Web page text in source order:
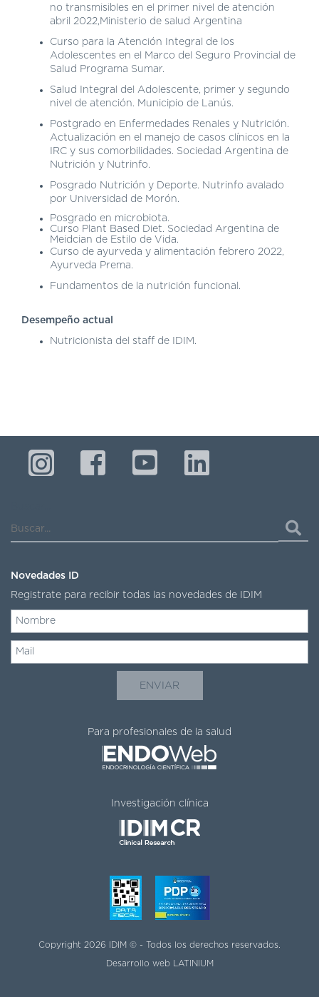
no transmisibles en el primer nivel de atención
abril 2022,Ministerio de salud Argentina
Curso para la Atención Integral de los
Adolescentes en el Marco del Seguro Provincial de
Salud Programa Sumar.
Salud Integral del Adolescente, primer y segundo
nivel de atención. Municipio de Lanús.
Postgrado en Enfermedades Renales y Nutrición.
Actualización en el manejo de casos clínicos en la
IRC y sus comorbilidades. Sociedad Argentina de
Nutrición y Nutrinfo.
Posgrado Nutrición y Deporte. Nutrinfo avalado
por Universidad de Morón.
Posgrado en microbiota.
Curso Plant Based Diet. Sociedad Argentina de
Meidcian de Estilo de Vida.
Curso de ayurveda y alimentación febrero 2022,
Ayurveda Prema.
Fundamentos de la nutrición funcional.
Desempeño actual
Nutricionista del staff de IDIM.
Para profesionales de la salud
Investigación clínica
Novedades ID
Registrate para recibir todas las novedades de IDIM
Copyright 2026 IDIM © - Todos los derechos reservados.
Desarrollo web LATINIUM